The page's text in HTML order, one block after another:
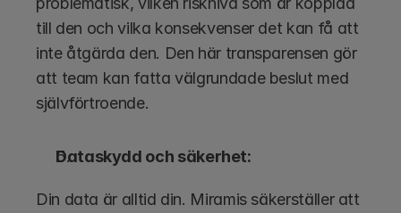
till den och vilka konsekvenser det kan få att
inte åtgärda den. Den här transparensen gör
att team kan fatta välgrundade beslut med
självförtroende.
Dataskydd och säkerhet:
Din data är alltid din. Miramis säkerställer att